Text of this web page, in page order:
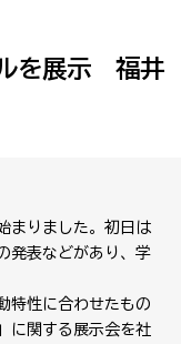
を展示 福井
まりました。初日は
発表などがあり、学
特性に合わせたもの
に関する展示会を社